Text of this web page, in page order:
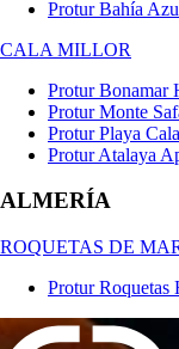
Protur Bahía
CALA MILLOR
Protur Bonamar
Protur Monte
Protur Playa
Protur Atalaya
ALMERÍA
ROQUETAS DE
Protur Roquetas